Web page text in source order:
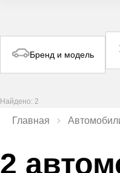
Бренд и модель
Найдено: 2
Главная
2